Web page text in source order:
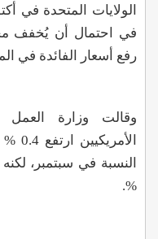
الولايات المتحدة في
في احتمال أن يُخفف
رفع أسعار الفائدة في
وقالت وزارة
الأمريكيين ارتفع 0.4
%
النسبة في سبتمبر، لكنه
%
.